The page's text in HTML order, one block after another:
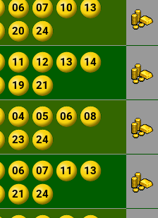
06 07 10
13
20 24
11 12 13
14
19 21
04 05 06
08
23 24
06 07 11
13
21 24